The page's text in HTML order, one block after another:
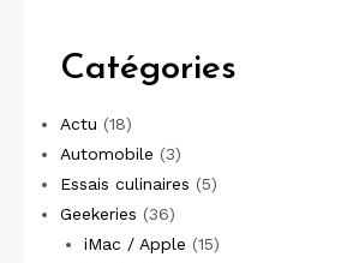
Catégories
Actu (18)
Automobile (3)
Essais culinaires (5)
Geekeries (36)
iMac / Apple (15)